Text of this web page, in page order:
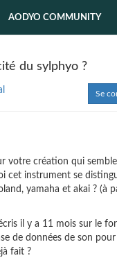
AODYO COMMUNITY
du sylphyo ?
Se
votre création qui
cet instrument se
yamaha et akai ? (à
il y a 11 mois sur le
de données de son
fait ?